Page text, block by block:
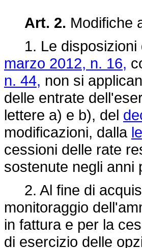
Art. 2. Modifiche
1. Le disposizioni
marzo 2012, n. 16,
n. 44, non si
delle entrate
lettere a) e b), del
modificazioni, dalla
cessioni delle rate
sostenute negli anni
2. Al fine di
monitoraggio
in fattura e per la
di esercizio delle